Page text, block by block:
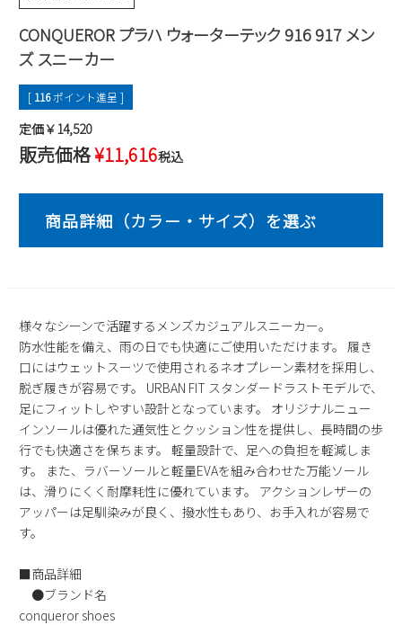
new balance
puma
GAP
new balance
瞬足
ショルダーバッグ
財布
お問い合わせ
メルマガ購買
営業日カレンダー
2026 年8月
日 月 火 水 木 金
土
9
10 11 12 13 14
16
17 18 19 20 21
22
23
24 25 26 27 28
29
30
31
2026 年9月
日 月 火 水 木 金
土
1
2 4
5
6
7 8 9 10 11
12
27
28
CONQUEROR プラハ ウォーターテック 916 917 メン
ズ スニーカー
[ 116ポイント進呈 ]
定価￥14,520
販売価格¥11,616税込
様々なシーンで活躍するメンズカジュアルスニーカー。
防水性能を備え、雨の日でも快適にご使用いただけます。 履き
口にはウェットスーツで使用されるネオプレーン素材を採用し、
脱ぎ履きが容易です。 URBAN FIT スタンダードラストモデルで、
足にフィットしやすい設計となっています。 オリジナルニュー
インソールは優れた通気性とクッション性を提供し、長時間の歩
行でも快適さを保ちます。 軽量設計で、足への負担を軽減しま
す。 また、ラバーソールと軽量EVAを組み合わせた万能ソール
は、滑りにくく耐摩耗性に優れています。 アクションレザーの
アッパーは足馴染みが良く、撥水性もあり、お手入れが容易で
す。
■商品詳細
●ブランド名
conqueror shoes